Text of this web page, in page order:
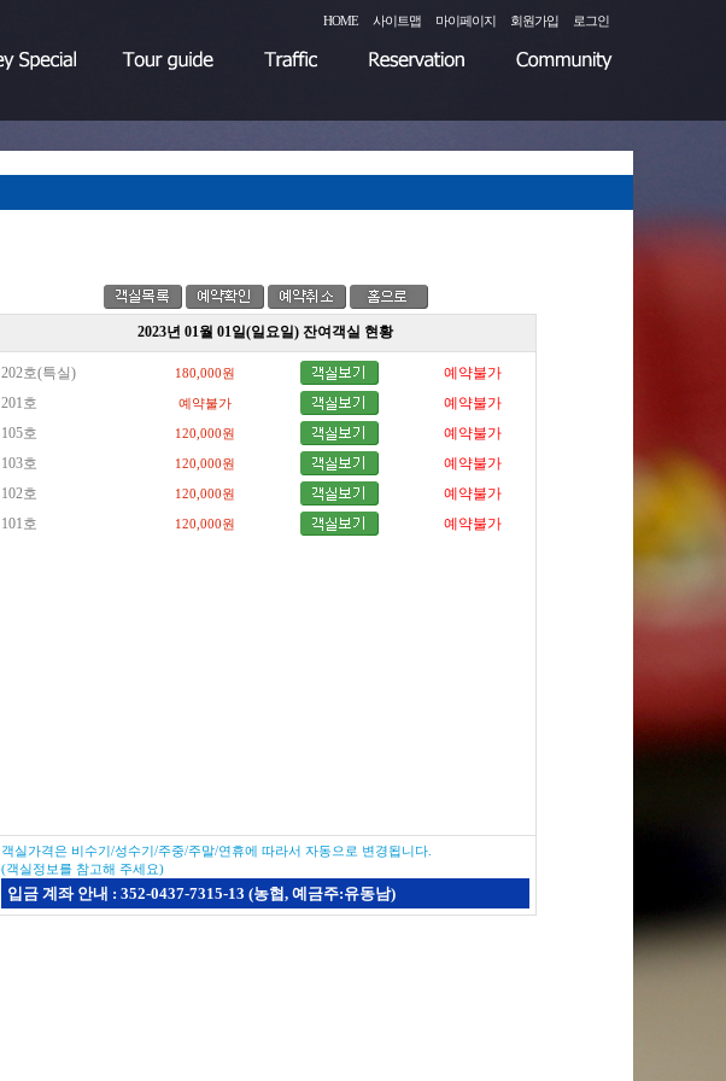
HOME 사이트맵 마이페이지 회원가입 로그인
2023년 01월 01일(일요일) 잔여객실 현황
202호(특실) 180,000원
예약불가
201호
예약불가
예약불가
105호
120,000원
예약불가
103호
120,000원
예약불가
102호
120,000원
예약불가
101호
120,000원 예약불가
객실가격은 비수기/성수기/주중/주말/연휴에 따라서 자동으로 변경됩니다.
(객실정보를 참고해 주세요)
입금 계좌 안내 : 352-0437-7315-13 (농협, 예금주:유동남)